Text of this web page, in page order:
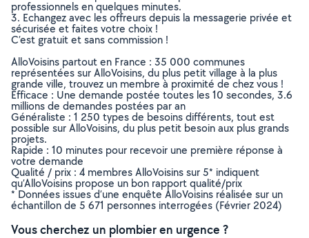
professionnels en quelques minutes.
3. Echangez avec les offreurs depuis la messagerie privée et
sécurisée et faites votre choix !
C’est gratuit et sans commission !
AlloVoisins partout en France : 35 000 communes
représentées sur AlloVoisins, du plus petit village à la plus
grande ville, trouvez un membre à proximité de chez vous !
Efficace : Une demande postée toutes les 10 secondes, 3.6
millions de demandes postées par an
Généraliste : 1 250 types de besoins différents, tout est
possible sur AlloVoisins, du plus petit besoin aux plus grands
projets.
Rapide : 10 minutes pour recevoir une première réponse à
votre demande
Qualité / prix : 4 membres AlloVoisins sur 5* indiquent
qu’AlloVoisins propose un bon rapport qualité/prix
* Données issues d’une enquête AlloVoisins réalisée sur un
échantillon de 5 671 personnes interrogées (Février 2024)
Vous cherchez un plombier en urgence ?